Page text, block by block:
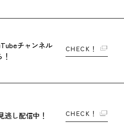
チャンネル
CHECK！
逃し配信中！ CHECK！